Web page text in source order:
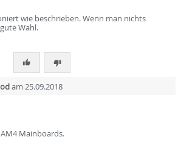
wie beschrieben. Wenn man nichts
Wahl.
am 25.09.2018
Mainboards.